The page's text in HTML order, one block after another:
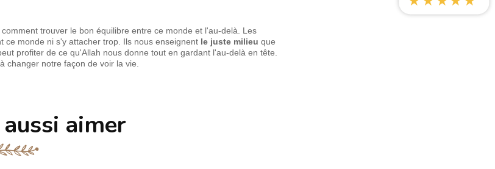
trouver le bon équilibre entre ce monde et l'au-delà. Les
monde ni s'y attacher trop. Ils nous enseignent le juste milieu que
profiter de ce qu'Allah nous donne tout en gardant l'au-delà en tête.
changer notre façon de voir la vie.
aimer